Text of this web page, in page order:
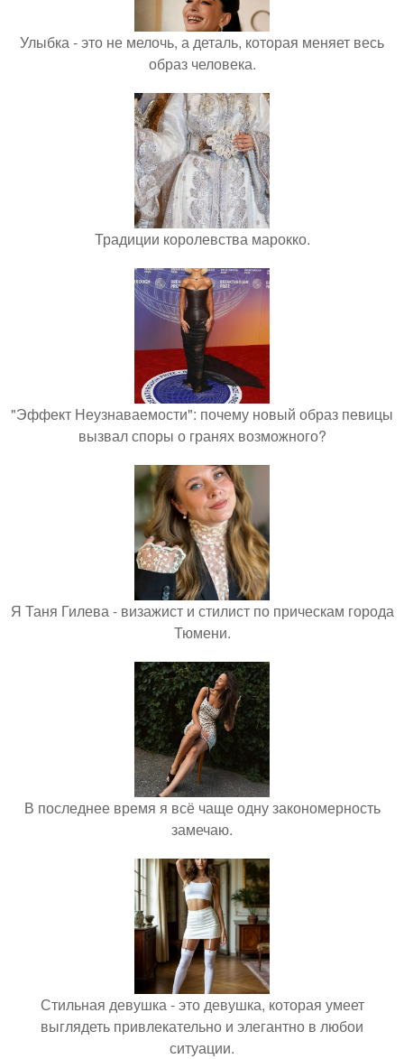
Улыбка - это не мелочь, а деталь, которая меняет весь
образ человека.
Традиции королевства марокко.
"Эффект Неузнаваемости": почему новый образ певицы
вызвал споры о гранях возможного?
Я Таня Гилева - визажист и стилист по прическам города
Тюмени.
В последнее время я всё чаще одну закономерность
замечаю.
Стильная девушка - это девушка, которая умеет
выглядеть привлекательно и элегантно в любои
ситуации.